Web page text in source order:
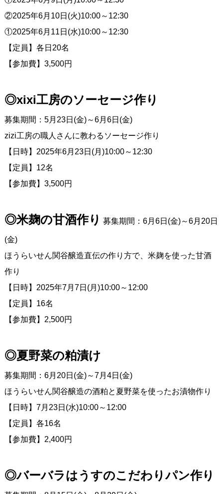
②2025年6月10日(火)10:00～12:30
①2025年6月11日(水)10:00～12:30
【定員】各日20名
【参加費】3,500円
◎xixi工房のソーセージ作り
募集期間：5月23日(金)～6月6日(金)
zizi工房の職人さんに教わるソーセージ作り
【日時】2025年6月23日(月)10:00～12:30
【定員】12名
【参加費】3,500円
◎米麹の甘酒作り 募集期間：6月6日(金)～6月20日
(金)
ほうらいせん関谷醸造直伝の作り方で、米麹を使った甘酒
作り
【日時】2025年7月7日(月)10:00～12:00
【定員】16名
【参加費】2,500円
◎夏野菜の粕漬け
募集期間：6月20日(金)～7月4日(金)
ほうらいせん関谷醸造の酒粕と夏野菜を使ったお漬物作り
【日時】7月23日(水)10:00～12:00
【定員】各16名
【参加費】2,400円
◎バーバラはうすのこだわりパン作り